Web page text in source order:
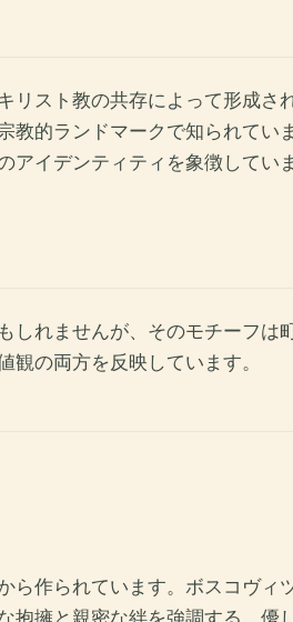
スト教の共存によって形成
教的ランドマークで知られてい
イデンティティを象徴していま
れませんが、そのモチーフは
の両方を反映しています。
作られています。ボスコヴ
擁と親密な絆を強調する、優